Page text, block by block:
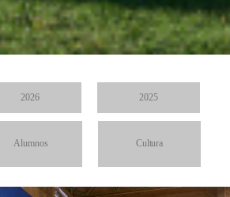
2026 2025
Alumnos Cultura